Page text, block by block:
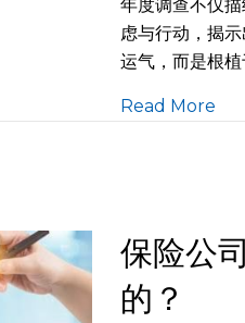
年度调查不仅
虑与行动，揭
运气，而是根
Read More
保险公
的？